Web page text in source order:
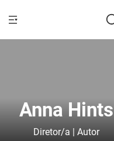
Anna Hints
Diretor/a | Autor